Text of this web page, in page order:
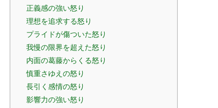
正義感の強い怒り
理想を追求する怒り
プライドが傷ついた怒り
我慢の限界を超えた怒り
内面の葛藤からくる怒り
慎重さゆえの怒り
長引く感情の怒り
影響力の強い怒り